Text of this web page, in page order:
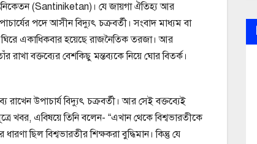
(Santiniketan)। যে জায়গা ঐতিহ্য আর
পদে আসীন বিদ্যুৎ চক্রবর্তী। সংবাদ মাধ্যম বা
ঘিরে একাধিকবার হয়েছে রাজনৈতিক তরজা। আর
বক্তব্যের বেশকিছু মন্তব্যকে নিয়ে ঘোর বিতর্ক।
উপাচার্য বিদ্যুৎ চক্রবর্তী। আর সেই বক্তব্যেই
খবর, এবিষয়ে তিনি বলেন- “এখান থেকে বিশ্বভারতীকে
ছিল বিশ্বভারতীর শিক্ষকরা বুদ্ধিমান। কিন্তু যে